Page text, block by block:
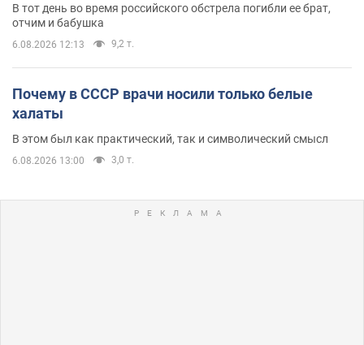
В тот день во время российского обстрела погибли ее брат,
отчим и бабушка
6.08.2026 12:13 9,2 т.
Почему в СССР врачи носили только белые
халаты
В этом был как практический, так и символический смысл
6.08.2026 13:00 3,0 т.